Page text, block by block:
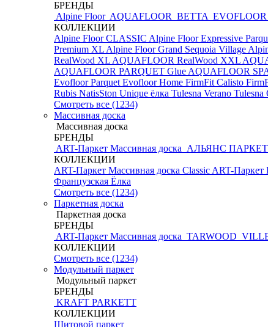
БРЕНДЫ
Alpine Floor AQUAFLOOR BETTA EVOFLOOR
КОЛЛЕКЦИИ
Alpine Floor CLASSIC Alpine Floor Expressive
Premium XL Alpine Floor Grand Sequoia Village
RealWood XL AQUAFLOOR RealWood XXL
AQUAFLOOR PARQUET Glue AQUAFLOOR
Evofloor Parquet Evofloor Home FirmFit Calisto
Rubis NatisSton Unique ёлка Tulesna Verano Tulesna
Смотреть все (1234)
Массивная доска
Массивная доска
БРЕНДЫ
ART-Паркет Массивная доска АЛЬЯНС ПАРКЕТ
КОЛЛЕКЦИИ
ART-Паркет Массивная доска Classic ART-Паркет
Французская Ёлка
Смотреть все (1234)
Паркетная доска
Паркетная доска
БРЕНДЫ
ART-Паркет Массивная доска TARWOOD
КОЛЛЕКЦИИ
Смотреть все (1234)
Модульный паркет
Модульный паркет
БРЕНДЫ
KRAFT PARKETT
КОЛЛЕКЦИИ
Щитовой паркет